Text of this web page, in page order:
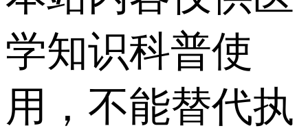
学知识科普使
用，不能替代执